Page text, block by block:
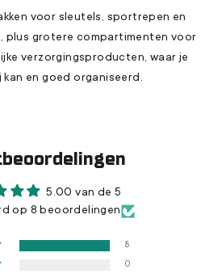
voor sleutels, sportrepen en
plus grotere compartimenten voor
verzorgingsproducten, waar je
kan en goed organiseerd.
5.00 van de 5
op 8 beoordelingen
8
0